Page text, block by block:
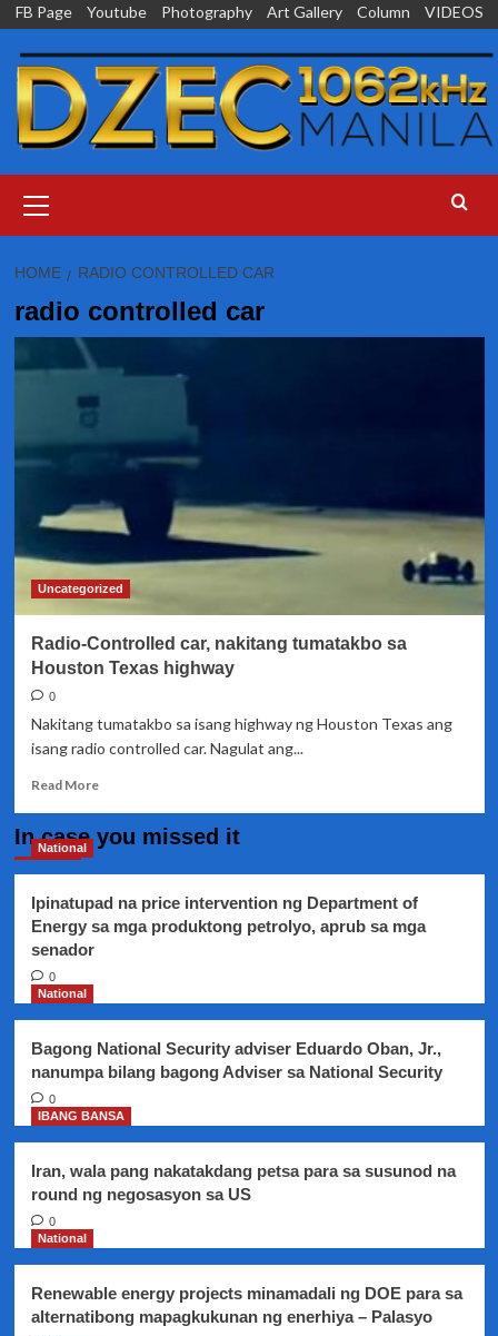
Skip
content
FB Page Youtube Photography Art Gallery Column VIDEOS
Menu
HOME RADIO CONTROLLED CAR
radio controlled car
Uncategorized
Radio-Controlled car, nakitang tumatakbo sa
Houston Texas highway
0
Nakitang tumatakbo sa isang highway ng Houston Texas ang
isang radio controlled car. Nagulat ang...
Read MoreRead
Radio-
nakitang
tumatakbo
In case you missed it
National
Ipinatupad na price intervention ng Department of
Energy sa mga produktong petrolyo, aprub sa mga
senador
0
National
Bagong National Security adviser Eduardo Oban, Jr.,
nanumpa bilang bagong Adviser sa National Security
0
IBANG BANSA
Iran, wala pang nakatakdang petsa para sa susunod na
round ng negosasyon sa US
0
National
Renewable energy projects minamadali ng DOE para sa
alternatibong mapagkukunan ng enerhiya – Palasyo